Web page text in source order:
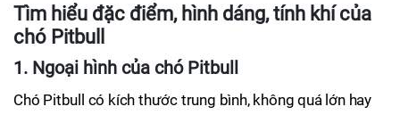
Tìm hiểu đặc điểm, hình dáng, tính khí của
chó Pitbull
1. Ngoại hình của chó Pitbull
Chó Pitbull có kích thước trung bình, không quá lớn hay